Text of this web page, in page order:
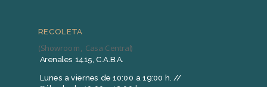
RECOLETA
(Showroom, Casa Central)
Arenales 1415, C.A.B.A.
Lunes a viernes de 10:00 a 19:00 h. //